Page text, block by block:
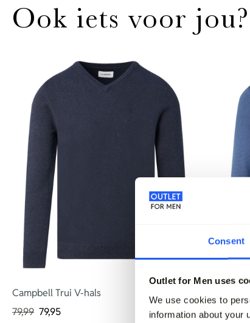
Consent
Outlet for Men uses
We use cookies to
information about your
Ook iets voor jou?
Campbell Trui V-hals
79,99 79,95 89,99